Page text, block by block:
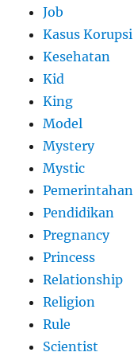
Job
Kasus Korupsi
Kesehatan
Kid
King
Model
Mystery
Mystic
Pemerintahan
Pendidikan
Pregnancy
Princess
Relationship
Religion
Rule
Scientist